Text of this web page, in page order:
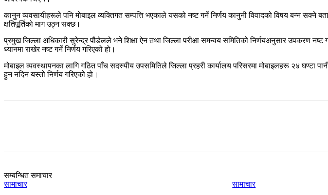
कानुन व्यवसायीहरूले पनि मोबाइल व्यक्तिगत सम्पत्ति भएकाले यसको नष्ट गर्ने निर्णय कानुनी विवादको विषय बन्न
क्षतिपूर्तिको माग उठ्न सक्छ।
प्रमुख जिल्ला अधिकारी सुरेन्द्र पौडेलले भने शिक्षा ऐन तथा जिल्ला परीक्षा समन्वय समितिको निर्णयअनुसार उपकरण
ध्यानमा राखेर नष्ट गर्ने निर्णय गरिएको हो।
मोबाइल व्यवस्थापनका लागि गठित पाँच सदस्यीय उपसमितिले जिल्ला प्रहरी कार्यालय परिसरमा मोबाइलहरू २४ घण्टा
हुन नदिन यस्तो निर्णय गरिएको हो।
सम्बन्धित समाचार
सामाचार
सामाचार